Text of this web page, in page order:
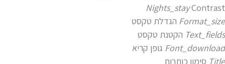
Nights_stayContrast
Format_size הגדלת טקסט
Text_fields הקטנת טקסט
Font_download גופן קריא
Title סימון כותרות